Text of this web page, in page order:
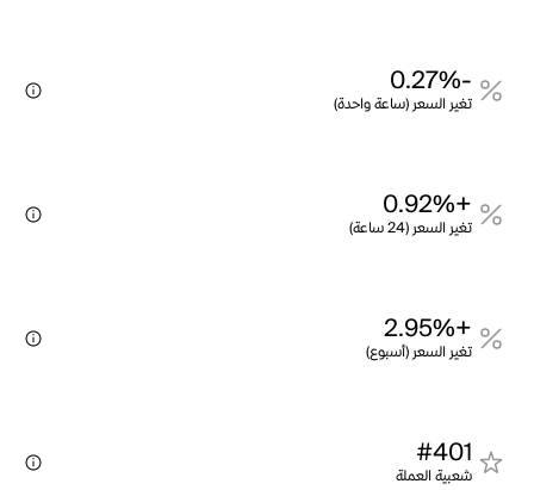
-0.27%
تغير السعر (ساعة واحدة)
+0.92%
تغير السعر (24 ساعة)
+2.95%
تغير السعر (أسبوع)
#401
شعبية العملة